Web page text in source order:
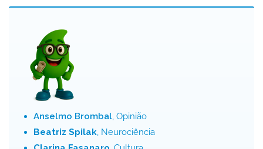
Anselmo Brombal, Opinião
Beatriz Spilak, Neurociência